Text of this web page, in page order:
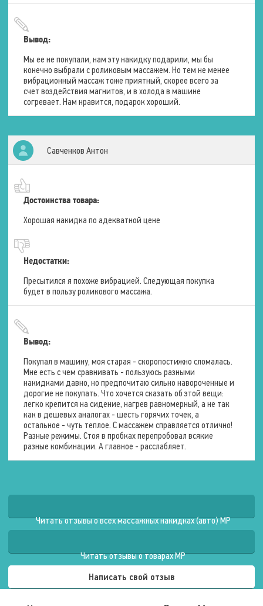
Функции
Общеоздоравливающий
Вывод:
Мы ее не покупали, нам эту накидку подарили, мы бы
конечно выбрали с роликовым массажем. Но тем не менее
вибрационный массаж тоже приятный, скорее всего за
счет воздействия магнитов, и в холода в машине
согревает. Нам нравится, подарок хороший.
Савченков Антон
Достоинства товара:
Хорошая накидка по адекватной цене
Недостатки:
Пресытился я похоже вибрацией. Следующая покупка
будет в пользу роликового массажа.
Вывод:
Покупал в машину, моя старая - скоропостижно сломалась.
Мне есть с чем сравнивать - пользуюсь разными
накидками давно, но предпочитаю сильно навороченные и
дорогие не покупать. Что хочется сказать об этой вещи:
легко крепится на сидение, нагрев равномерный, а не так
как в дешевых аналогах - шесть горячих точек, а
остальное - чуть теплое. С массажем справляется отлично!
Разные режимы. Стоя в пробках перепробовал всякие
разные комбинации. А главное - расслабляет.
Читать отзывы о всех массажных накидках (авто) MP
Читать отзывы о товарах MP
Написать свой отзыв